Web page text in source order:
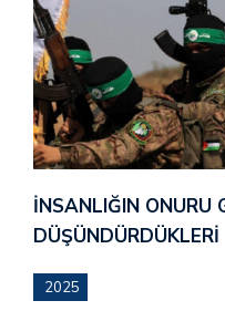
İNSANLIĞIN ONURU
DÜŞÜNDÜRDÜKLERI
2025